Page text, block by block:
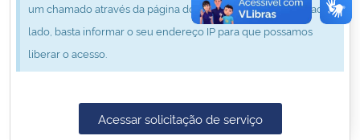
Ministério da Mulher, da Família e dos Direitos Humanos
Secretaria-Geral
Secretaria de Governo
um chamado através da página do CPD clicando no botão ao
lado, basta informar o seu endereço IP para que possamos
liberar o acesso.
Acessar solicitação de serviço